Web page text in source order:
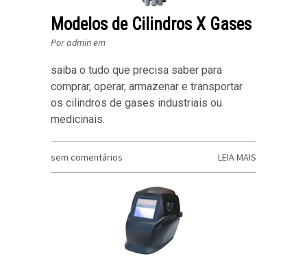
Modelos de Cilindros X Gases
Por admin em
saiba o tudo que precisa saber para
comprar, operar, armazenar e transportar
os cilindros de gases industriais ou
medicinais.
sem comentários LEIA MAIS